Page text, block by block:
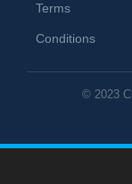
Terms
Conditions
© 2023